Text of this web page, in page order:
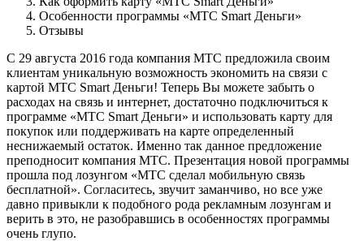
Особенности программы «МТС Smart Деньги»
Отзывы
C 29 августа 2016 года компания МТС предложила своим
клиентам уникальную возможность экономить на связи с
картой МТС Smart Деньги! Теперь Вы можете забыть о
расходах на связь и интернет, достаточно подключиться к
программе «МТС Smart Деньги» и использовать карту для
покупок или поддерживать на карте определенный
неснижаемый остаток. Именно так данное предложение
преподносит компания МТС. Презентация новой программы
прошла под лозунгом «МТС сделал мобильную связь
бесплатной». Согласитесь, звучит заманчиво, но все уже
давно привыкли к подобного рода рекламным лозунгам и
верить в это, не разобравшись в особенностях программы
очень глупо.